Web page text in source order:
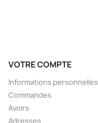
VOTRE COMPTE
Informations personnelles
Commandes
Avoirs
Adresses